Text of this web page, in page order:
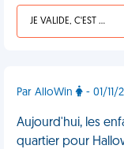
JE VALIDE, C'EST UNE VDM
Par AlloWin - 01/11/
Aujourd'hui, les
quartier pour